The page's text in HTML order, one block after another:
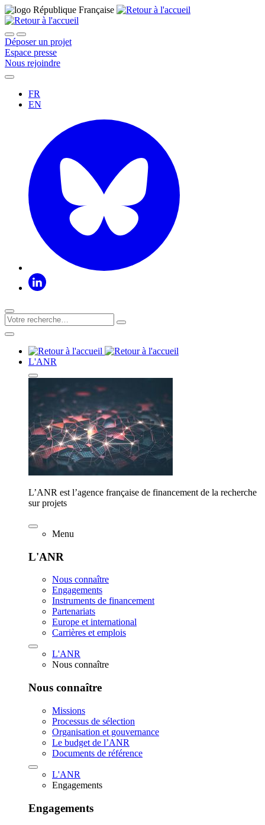
Déposer un projet
Espace presse
Nous rejoindre
FR
EN
L'ANR
L’ANR est l’agence française de financement de la recherche
sur projets
Menu
L'ANR
Nous connaître
Engagements
Instruments de financement
Partenariats
Europe et international
Carrières et emplois
L'ANR
Nous connaître
Nous connaître
Missions
Processus de sélection
Organisation et gouvernance
Le budget de l’ANR
Documents de référence
L'ANR
Engagements
Engagements